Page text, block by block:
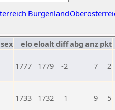
Burgenland
sex eloeloaltdiffabg anz pkt
1777 1779 -2 7 2
1733 1732 1 9 5